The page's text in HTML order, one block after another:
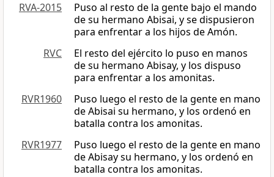
RVA-2015
Puso al resto de la gente bajo el mando
de su hermano Abisai, y se dispusieron
para enfrentar a los hijos de Amón.
RVC
El resto del ejército lo puso en manos
de su hermano Abisay, y los dispuso
para enfrentar a los amonitas.
RVR1960
Puso luego el resto de la gente en mano
de Abisai su hermano, y los ordenó en
batalla contra los amonitas.
RVR1977
Puso luego el resto de la gente en mano
de Abisay su hermano, y los ordenó en
batalla contra los amonitas.